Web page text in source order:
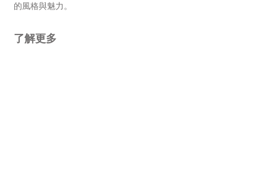
的風格與魅力。
了解更多